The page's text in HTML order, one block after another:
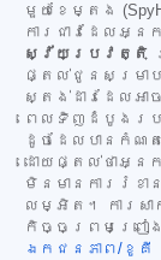
មួយខែម្តង
ការជាវដែលអ្
ស្វ័យប្រវត្តិ
ផ្តល់ជូនសម្រាប់
ស្តង់ដារដែលអា
ពេលទិញដំបូងរប
ដូចដែលបានកំ
ដោយផ្តល់ថាអ្ន
មិនមានការរំខ
លម្អិត។ ការស
កិច្ចព្រមព្រៀ
ឯកជនភាព/ខូគី